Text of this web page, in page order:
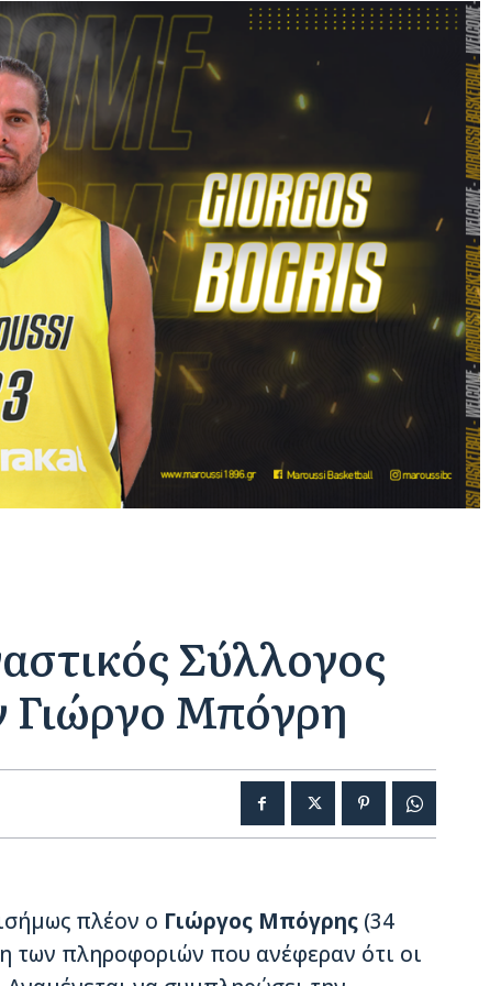
Σύλλογος
Γιώργο Μπόγρη
πλέον ο Γιώργος Μπόγρης (34
των πληροφοριών που ανέφεραν ότι οι